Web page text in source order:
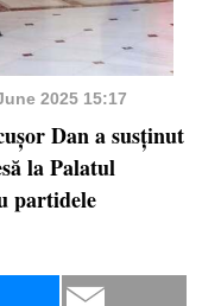
2025 15:17
Dan a susținut
la Palatul
partidele